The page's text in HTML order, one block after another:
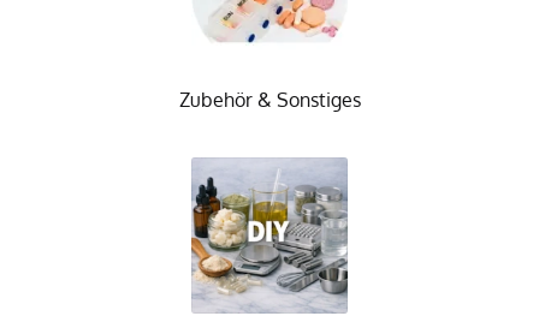
Zubehör & Sonstiges